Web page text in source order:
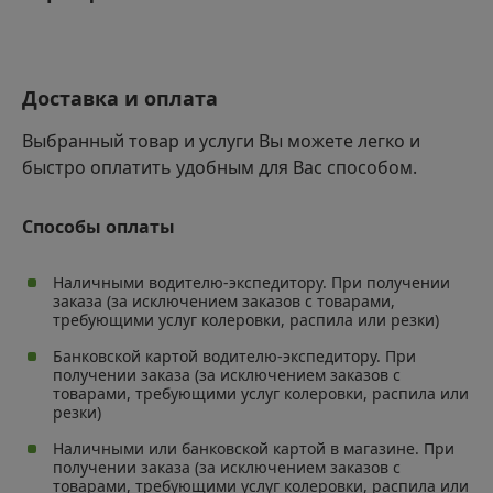
Доставка и оплата
Выбранный товар и услуги Вы можете легко и
быстро оплатить удобным для Вас способом.
Способы оплаты
Наличными водителю-экспедитору. При получении
заказа (за исключением заказов с товарами,
требующими услуг колеровки, распила или резки)
Банковской картой водителю-экспедитору. При
получении заказа (за исключением заказов с
товарами, требующими услуг колеровки, распила или
резки)
Наличными или банковской картой в магазине. При
получении заказа (за исключением заказов с
товарами, требующими услуг колеровки, распила или